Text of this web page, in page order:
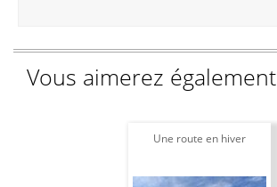
Vous aimerez également
Une route en hiver